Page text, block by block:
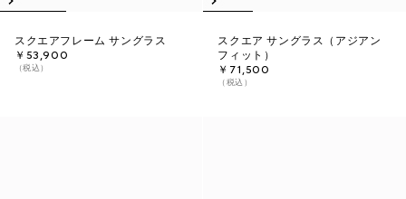
スクエアフレーム サングラス
￥53,900
（税込）
スクエア サングラス（アジアン
フィット）
￥71,500
（税込）